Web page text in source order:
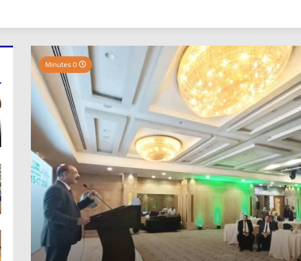
نيوز